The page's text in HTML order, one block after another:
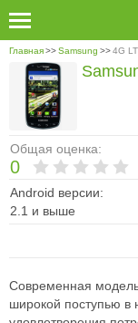
Главная>>Samsung >>4G
Общая оценка:
0
Android версии:
2.1 и выше
Современная
широкой поступью в